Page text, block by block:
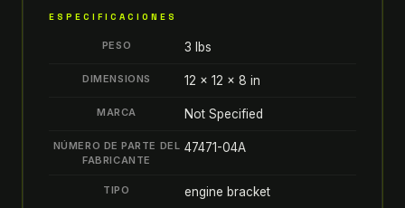
Montaje
quantity
ESPECIFICACIONES
PESO 3 lbs
DIMENSIONS 12 × 12 × 8 in
MARCA Not Specified
NÚMERO DE PARTE DEL
FABRICANTE
47471-04A
TIPO engine bracket